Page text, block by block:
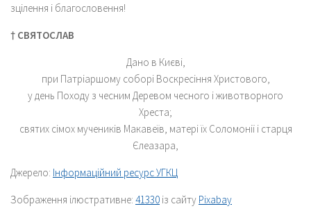
зцілення і благословення!
† СВЯТОСЛАВ
Дано в Києві,
при Патріаршому соборі Воскресіння Христового,
у день Походу з чесним Деревом чесного і животворного
Хреста;
святих сімох мучеників Макавеїв, матері їх Соломонії і старця
Єлеазара,
Джерело: Інформаційний ресурс УГКЦ
Зображення ілюстративне: 41330 із сайту Pixabay